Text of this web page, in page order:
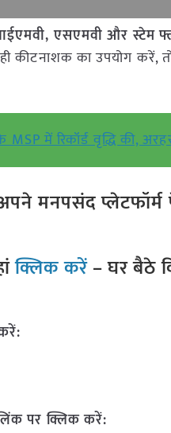
एसएमवी और स्टेम
कीटनाशक का उपयोग करें,
में रिकॉर्ड वृद्धि की,
मनपसंद
क्लिक करें– घर बैठे
पर क्लिक करें: